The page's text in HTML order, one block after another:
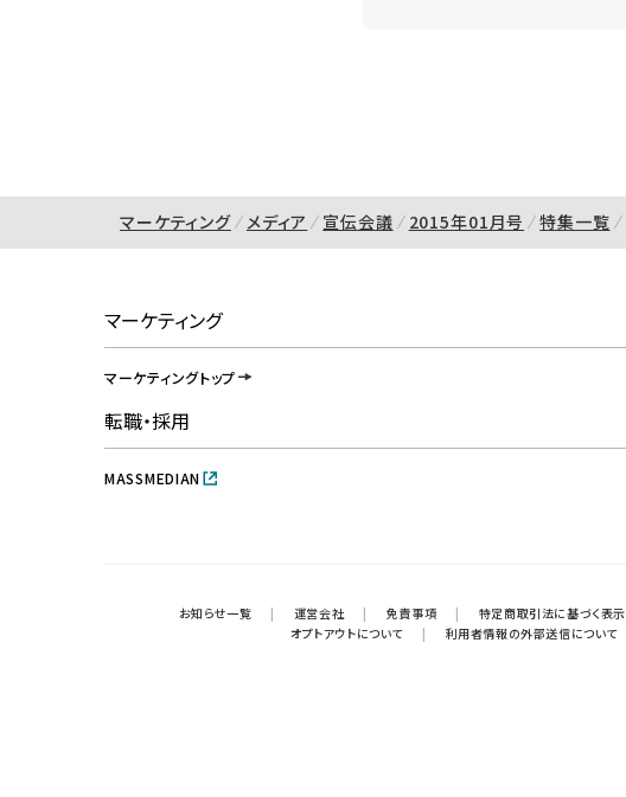
マーケティング メディア 宣伝会議 2015年01月号 特集一覧
マーケティング
マーケティングトップ
転職・採用
MASSMEDIAN
お知らせ一覧 | 運営会社 | 免責事項 | 特定商取引法に基づく表示
オプトアウトについて
| 利用者情報の外部送信について